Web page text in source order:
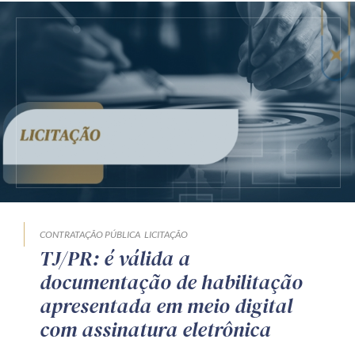
CONTRATAÇÃO PÚBLICA LICITAÇÃO
TJ/PR: é válida a
documentação de habilitação
apresentada em meio digital
com assinatura eletrônica